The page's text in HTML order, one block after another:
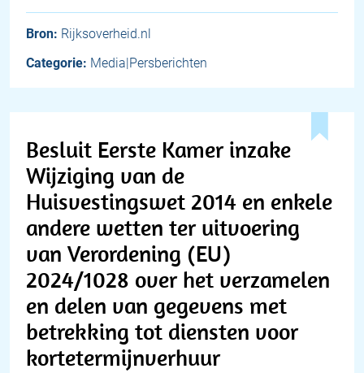
Bron: Rijksoverheid.nl
Categorie: Media|Persberichten
Besluit Eerste Kamer inzake
Wijziging van de
Huisvestingswet 2014 en enkele
andere wetten ter uitvoering
van Verordening (EU)
2024/1028 over het verzamelen
en delen van gegevens met
betrekking tot diensten voor
kortetermijnverhuur